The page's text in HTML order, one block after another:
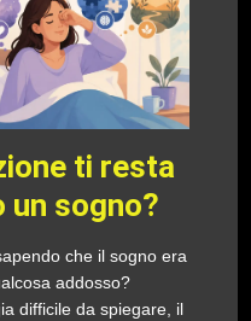
ti resta
un sogno?
che il sogno era
addosso?
difficile da spiegare, il